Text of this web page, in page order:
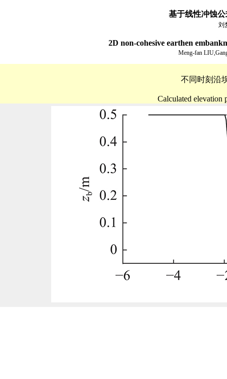
基于线性冲蚀
刘
2D non-cohesive earthen
Meng-fan
不同时刻沿
Calculated elevation